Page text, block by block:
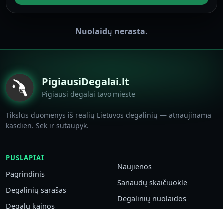
Nuolaidų nerasta.
PigiausiDegalai.lt
Pigiausi degalai tavo mieste
Tikslūs duomenys iš realių Lietuvos degalinių — atnaujinama
kasdien. Sek ir sutaupyk.
PUSLAPIAI
Pagrindinis
Degalinių sąrašas
Degalų kainos
Naujienos
Sanaudų skaičiuoklė
Degalinių nuolaidos